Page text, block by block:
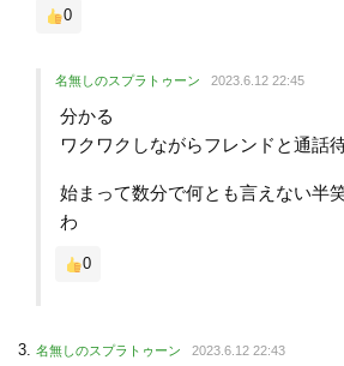
0
名無しのスプラトゥーン 2023.6.12 22:45
分かる
ワクワクしながらフレンドと通話
始まって数分で何とも言えない半
わ
0
名無しのスプラトゥーン 2023.6.12 22:43